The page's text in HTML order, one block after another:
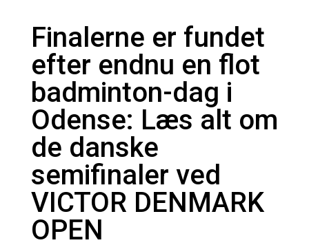
Finalerne er fundet
efter endnu en flot
badminton-dag i
Odense: Læs alt om
de danske
semifinaler ved
VICTOR DENMARK
OPEN